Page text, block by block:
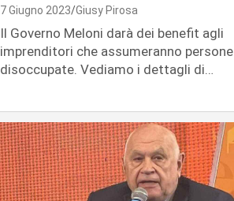
7 Giugno 2023 Giusy Pirosa
Il Governo Meloni darà dei benefit agli
imprenditori che assumeranno persone
disoccupate. Vediamo i dettagli di…